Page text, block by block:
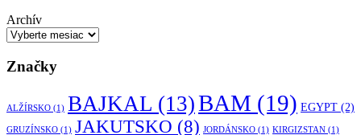
Archív
Značky
ALŽÍRSKO (1) BAJKAL (13)BAM (19) EGYPT (2)
GRUZÍNSKO (1) JAKUTSKO (8) JORDÁNSKO (1) KIRGIZSTAN (1)